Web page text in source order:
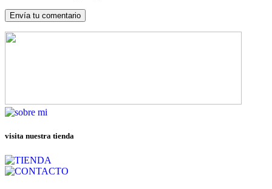
visita nuestra tienda